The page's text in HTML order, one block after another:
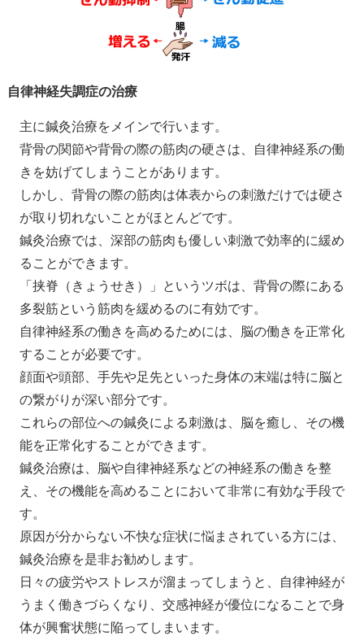
自律神経失調症の治療
主に鍼灸治療をメインで行います。
背骨の関節や背骨の際の筋肉の硬さは、自律神経系の働
きを妨げてしまうことがあります。
しかし、背骨の際の筋肉は体表からの刺激だけでは硬さ
が取り切れないことがほとんどです。
鍼灸治療では、深部の筋肉も優しい刺激で効率的に緩め
ることができます。
「挟脊（きょうせき）」というツボは、背骨の際にある
多裂筋という筋肉を緩めるのに有効です。
自律神経系の働きを高めるためには、脳の働きを正常化
することが必要です。
顔面や頭部、手先や足先といった身体の末端は特に脳と
の繋がりが深い部分です。
これらの部位への鍼灸による刺激は、脳を癒し、その機
能を正常化することができます。
鍼灸治療は、脳や自律神経系などの神経系の働きを整
え、その機能を高めることにおいて非常に有効な手段で
す。
原因が分からない不快な症状に悩まされている方には、
鍼灸治療を是非お勧めします。
日々の疲労やストレスが溜まってしまうと、自律神経が
うまく働きづらくなり、交感神経が優位になることで身
体が興奮状態に陥ってしまいます。